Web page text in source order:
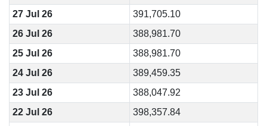
27 Jul 26
391,705.10
26 Jul 26
388,981.70
25 Jul 26
388,981.70
24 Jul 26
389,459.35
23 Jul 26
388,047.92
22 Jul 26
398,357.84